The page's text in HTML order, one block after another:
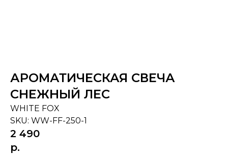
АРОМАТИЧЕСКАЯ СВЕЧА
СНЕЖНЫЙ ЛЕС
WHITE FOX
SKU: WW-FF-250-1
2 490
р.